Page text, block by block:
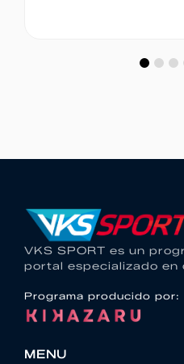
VKS SPORT es un
portal especializado
Programa producido por:
MENU